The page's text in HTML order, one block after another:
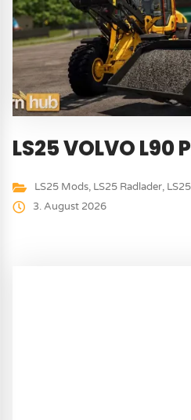
LS25 VOLVO L90
LS25 Mods, LS25 Radlader,
3. August 2026